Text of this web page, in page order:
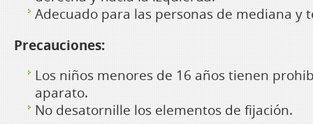
Adecuado para las personas de mediana y
Precauciones:
Los niños menores de 16 años tienen
aparato.
No desatornille los elementos de fijación.